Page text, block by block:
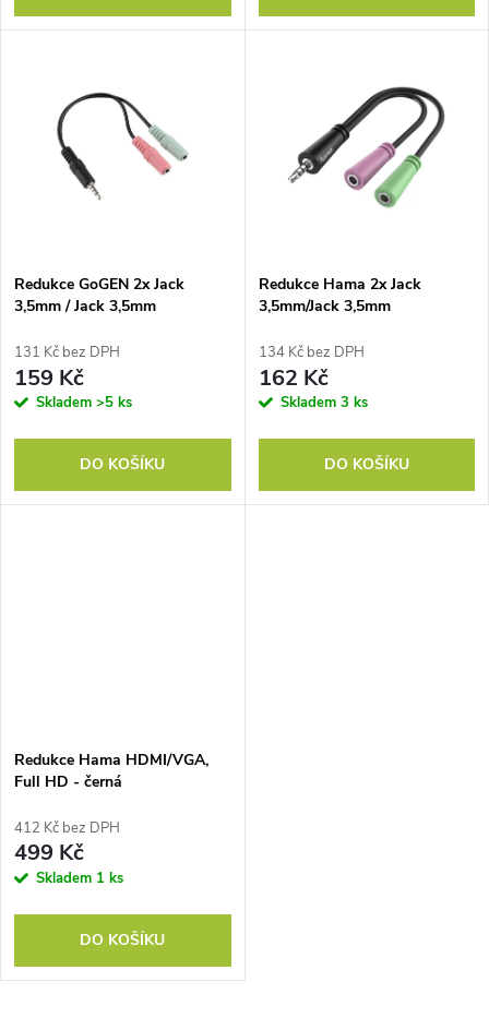
u
d
Redukce GoGEN 2x Jack
3,5mm / Jack 3,5mm
131 Kč bez DPH
159 Kč
Skladem >5 ks
DO KOŠÍKU
Redukce Hama 2x Jack
3,5mm/Jack 3,5mm
134 Kč bez DPH
162 Kč
Skladem 3 ks
DO KOŠÍKU
Redukce Hama HDMI/VGA,
Full HD - černá
412 Kč bez DPH
499 Kč
Skladem 1 ks
DO KOŠÍKU